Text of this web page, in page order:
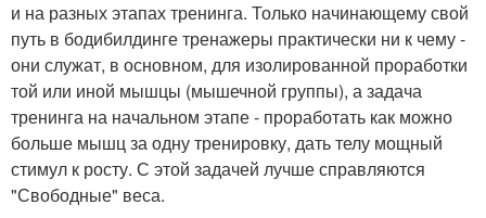
и на разных этапах тренинга. Только начинающему свой
путь в бодибилдинге тренажеры практически ни к чему -
они служат, в основном, для изолированной проработки
той или иной мышцы (мышечной группы), а задача
тренинга на начальном этапе - проработать как можно
больше мышц за одну тренировку, дать телу мощный
стимул к росту. С этой задачей лучше справляются
"Свободные" веса.